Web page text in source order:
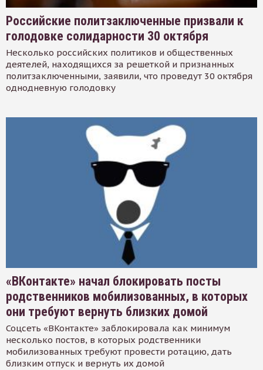
Российские политзаключенные призвали к
голодовке солидарности 30 октября
Несколько российских политиков и общественных
деятелей, находящихся за решеткой и признанных
политзаключенными, заявили, что проведут 30 октября
однодневную голодовку
«ВКонтакте» начал блокировать посты
родственников мобилизованных, в которых
они требуют вернуть близких домой
Соцсеть «ВКонтакте» заблокировала как минимум
несколько постов, в которых родственники
мобилизованных требуют провести ротацию, дать
близким отпуск и вернуть их домой